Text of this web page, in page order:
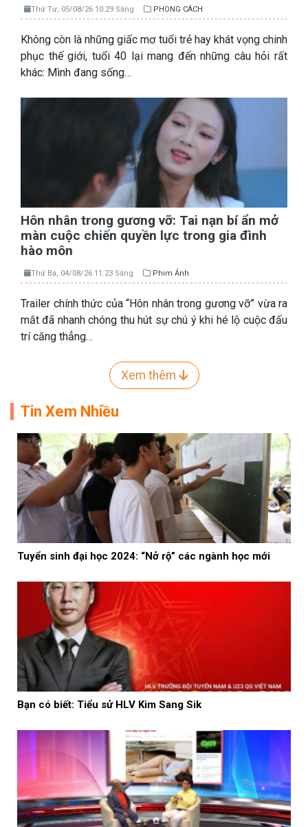
Thứ Tư, 05/08/26 10:29 Sáng PHONG CÁCH
Không còn là những giấc mơ tuổi trẻ hay khát vọng chinh
phục thế giới, tuổi 40 lại mang đến những câu hỏi rất
khác: Mình đang sống…
Hôn nhân trong gương vỡ: Tai nạn bí ẩn mở
màn cuộc chiến quyền lực trong gia đình
hào môn
Thứ Ba, 04/08/26 11:23 Sáng Phim Ảnh
Trailer chính thức của “Hôn nhân trong gương vỡ” vừa ra
mắt đã nhanh chóng thu hút sự chú ý khi hé lộ cuộc đấu
trí căng thẳng…
Xem thêm
Tin Xem Nhiều
Tuyển sinh đại học 2024: “Nở rộ” các ngành học mới
Bạn có biết: Tiểu sử HLV Kim Sang Sik